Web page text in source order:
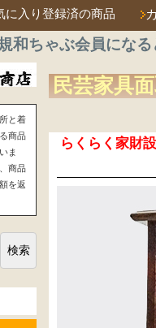
に入り登録済の商品
和ちゃぶ会員にな
民芸家具
らくらく家財
と着
商品
ま
商品
を返
検索